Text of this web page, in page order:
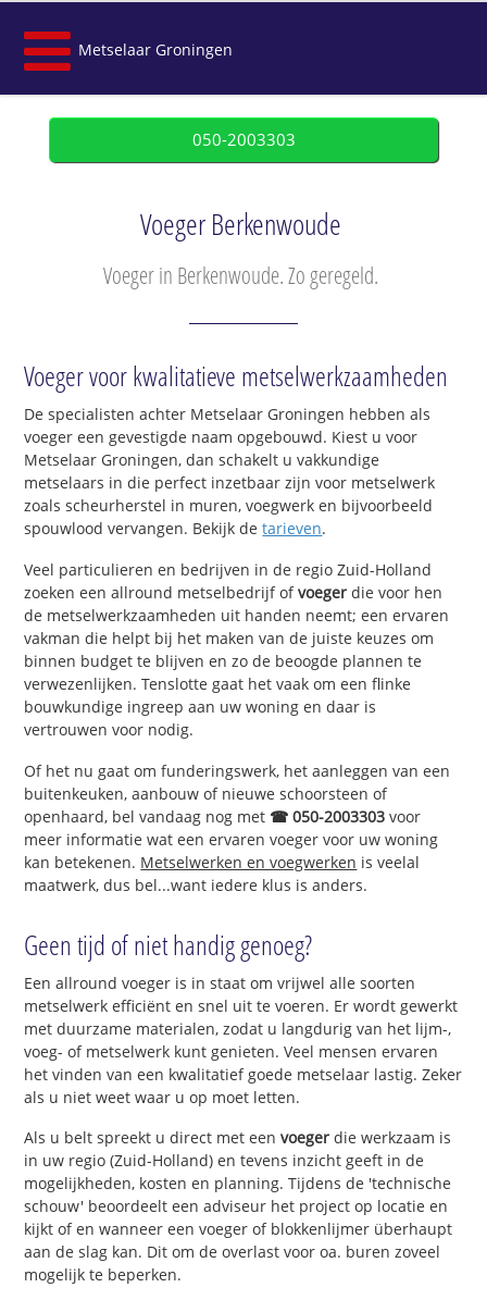
Metselaar Groningen
050-2003303
Voeger Berkenwoude
Voeger in Berkenwoude. Zo geregeld.
Voeger voor kwalitatieve metselwerkzaamheden
De specialisten achter Metselaar Groningen hebben als
voeger een gevestigde naam opgebouwd. Kiest u voor
Metselaar Groningen, dan schakelt u vakkundige
metselaars in die perfect inzetbaar zijn voor metselwerk
zoals scheurherstel in muren, voegwerk en bijvoorbeeld
spouwlood vervangen. Bekijk detarieven.
Veel particulieren en bedrijven in de regio Zuid-Holland
zoeken een allround metselbedrijf ofvoeger die voor hen
de metselwerkzaamheden uit handen neemt; een ervaren
vakman die helpt bij het maken van de juiste keuzes om
binnen budget te blijven en zo de beoogde plannen te
verwezenlijken. Tenslotte gaat het vaak om een flinke
bouwkundige ingreep aan uw woning en daar is
vertrouwen voor nodig.
Of het nu gaat om funderingswerk, het aanleggen van een
buitenkeuken, aanbouw of nieuwe schoorsteen of
openhaard, bel vandaag nog met ☎ 050-2003303 voor
meer informatie wat een ervaren voeger voor uw woning
kan betekenen. Metselwerken en voegwerken is veelal
maatwerk, dus bel...want iedere klus is anders.
Geen tijd of niet handig genoeg?
Een allround voeger is in staat om vrijwel alle soorten
metselwerk efficiënt en snel uit te voeren. Er wordt gewerkt
met duurzame materialen, zodat u langdurig van het lijm-,
voeg- of metselwerk kunt genieten. Veel mensen ervaren
het vinden van een kwalitatief goede metselaar lastig. Zeker
als u niet weet waar u op moet letten.
Als u belt spreekt u direct met eenvoeger die werkzaam is
in uw regio (Zuid-Holland) en tevens inzicht geeft in de
mogelijkheden, kosten en planning. Tijdens de 'technische
schouw' beoordeelt een adviseur het project op locatie en
kijkt of en wanneer een voeger of blokkenlijmer überhaupt
aan de slag kan. Dit om de overlast voor oa. buren zoveel
mogelijk te beperken.